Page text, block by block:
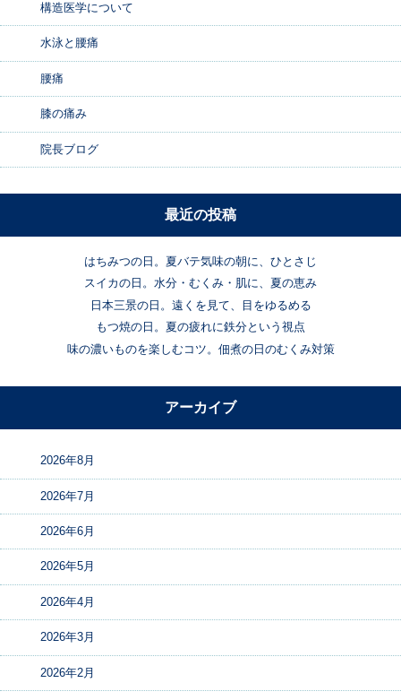
構造医学について
水泳と腰痛
腰痛
膝の痛み
院長ブログ
最近の投稿
はちみつの日。夏バテ気味の朝に、ひとさじ
スイカの日。水分・むくみ・肌に、夏の恵み
日本三景の日。遠くを見て、目をゆるめる
もつ焼の日。夏の疲れに鉄分という視点
味の濃いものを楽しむコツ。佃煮の日のむくみ対策
アーカイブ
2026年8月
2026年7月
2026年6月
2026年5月
2026年4月
2026年3月
2026年2月